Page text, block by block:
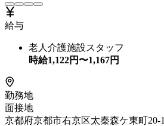
給与
老人介護施設スタッフ
時給1,122円〜1,167円
勤務地
面接地
京都府京都市右京区太秦森ケ東町20-1